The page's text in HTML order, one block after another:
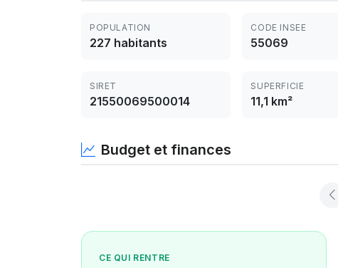
POPULATION
227 habitants
CODE INSEE
55069
SIRET
21550069500014
SUPERFICIE
11,1 km²
Budget et finances
CE QUI RENTRE